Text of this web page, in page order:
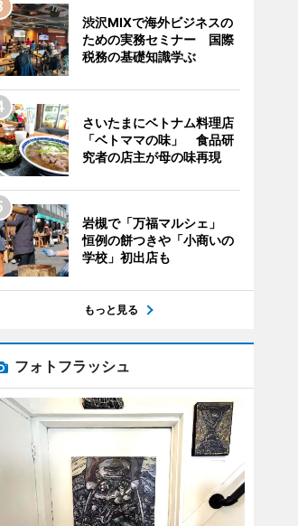
渋沢MIXで海外ビジネスの
ための実務セミナー 国際
税務の基礎知識学ぶ
さいたまにベトナム料理店
「ベトママの味」 食品研
究者の店主が母の味再現
岩槻で「万福マルシェ」
恒例の餅つきや「小商いの
学校」初出店も
もっと見る
フォトフラッシュ